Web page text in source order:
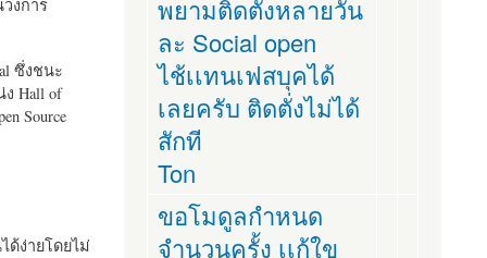
งการ
ซึ่งชนะ
Hall of
Source
ด้ง่ายโดยไม่
พยามติดตั่งหลายวัน
ละ Social open
ไช้เเทนเฟสบุคได้
เลยครับ ติดตั่งไม่ได้
สักที
Ton
ขอโมดูลกำหนด
จำนวนครั้ง เเก้ใข